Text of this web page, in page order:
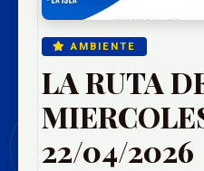
AMBIENTE
LA RUTA
22/04/2026